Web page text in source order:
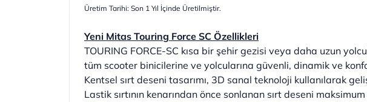
Üretim Tarihi: Son 1 Yıl İçinde Üretilmiştir.
Yeni Mitas Touring Force SC Özellikleri
TOURING FORCE-SC kısa bir şehir gezisi veya daha uzun
tüm scooter binicilerine ve yolcularına güvenli, dinamik ve
Kentsel sırt deseni tasarımı, 3D sanal teknoloji kullanılarak
Lastik sırtının kenarından önce sonlanan sırt deseni